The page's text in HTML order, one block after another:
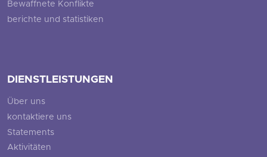
Bewaffnete Konflikte
berichte und statistiken
DIENSTLEISTUNGEN
Über uns
kontaktiere uns
Statements
Aktivitäten